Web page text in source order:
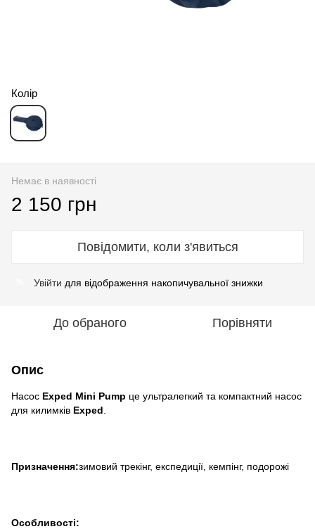
Колір
Немає в наявності
2 150 грн
Повідомити, коли з'явиться
Увійти для відображення накопичувальної знижки
До обраного Порівняти
Опис
Насос Exped Mini Pump це ультралегкий та компактний насос
для килимків Exped
Призначення:зимовий трекінг, експедиції, кемпінг, подорожі
Особливості: